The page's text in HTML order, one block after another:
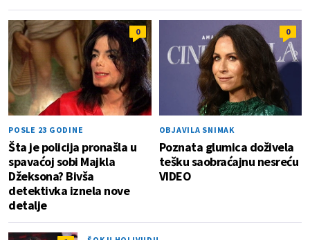
0
POSLE 23 GODINE
Šta je policija pronašla u
spavaćoj sobi Majkla
Džeksona? Bivša
detektivka iznela nove
detalje
0
OBJAVILA SNIMAK
Poznata glumica doživela
tešku saobraćajnu nesreću
VIDEO